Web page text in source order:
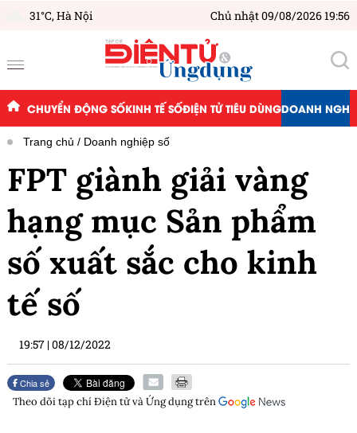
31°C,Hà Nội Chủ nhật 09/08/2026 19:56
CHUYỂN ĐỘNG SỐKINH TẾ SỐĐIỆN TỬ TIÊU DÙNGDOANH
Trang chủ Doanh nghiệp số
FPT giành giải vàng
hạng mục Sản phẩm
số xuất sắc cho kinh
tế số
19:57 |08/12/2022
Chia sẻ
Theo dõi tạp chíĐiện tử và Ứng dụngtrên